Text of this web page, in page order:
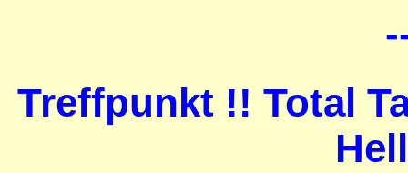
Treffpunkt !! Total